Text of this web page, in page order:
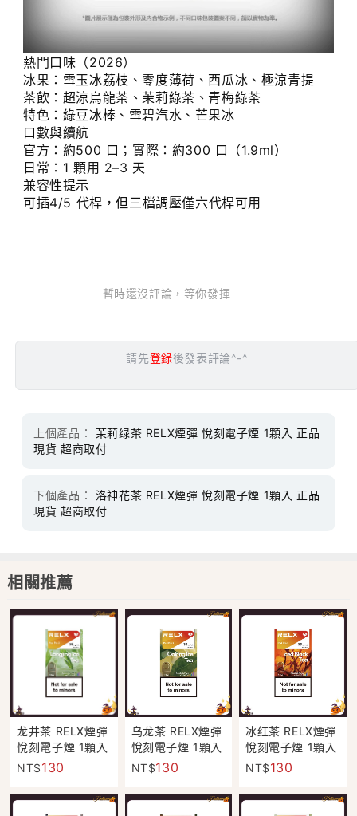
熱門口味（2026）
冰果：雪玉冰荔枝、零度薄荷、西瓜冰、極涼青提
茶飲：超涼烏龍茶、茉莉綠茶、青梅綠茶
特色：綠豆冰棒、雪碧汽水、芒果冰
口數與續航
官方：約500 口；實際：約300 口（1.9ml）
日常：1 顆用 2–3 天
兼容性提示
可插4/5 代桿，但三檔調壓僅六代桿可用
暫時還沒評論，等你發揮
請先登錄後發表評論^-^
上個產品：
茉莉绿茶 RELX煙彈 悅刻電子煙 1顆入 正品
現貨 超商取付
下個產品：
洛神花茶 RELX煙彈 悅刻電子煙 1顆入 正品
現貨 超商取付
相關推薦
龙井茶 RELX煙彈
悅刻電子煙 1顆入
正品現貨 超商取
NT$130
乌龙茶 RELX煙彈
悅刻電子煙 1顆入
正品現貨 超商取
NT$130
冰红茶 RELX煙彈
悅刻電子煙 1顆入
正品現貨 超商取
NT$130